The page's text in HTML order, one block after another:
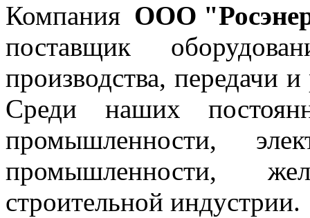
Компания ООО
поставщик
производства, передачи
Среди наших
промышленности,
промышленности,
строительной индустрии.